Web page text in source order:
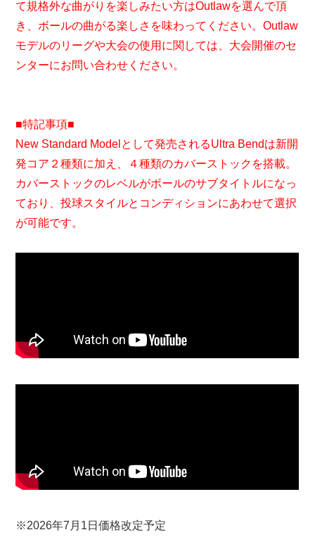
て規格外な曲がりを楽しみたい方はOutlawを選んで頂
き、ボールの曲がる楽しさを味わってください。Outlaw
モデルのリーグや大会の使用に関しては、大会開催のセ
ンターにお問い合わせください。
■特記事項■
New Standard Modelとして発売されるUltra Bendは新開
発コア２種類に加え、４種類のカバーストックを搭載。
カバーストックのレベルがボールのサブタイトルになっ
ており、投球スタイルとコンディションにあわせて選択
が可能です。
※2026年7月1日価格改定予定